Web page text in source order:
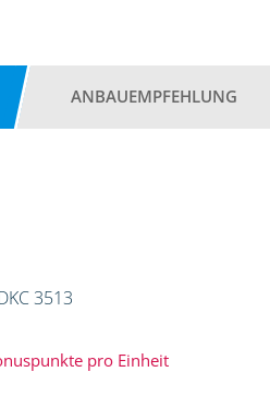
ANBAUEMPFEHLUNG
pro Einheit